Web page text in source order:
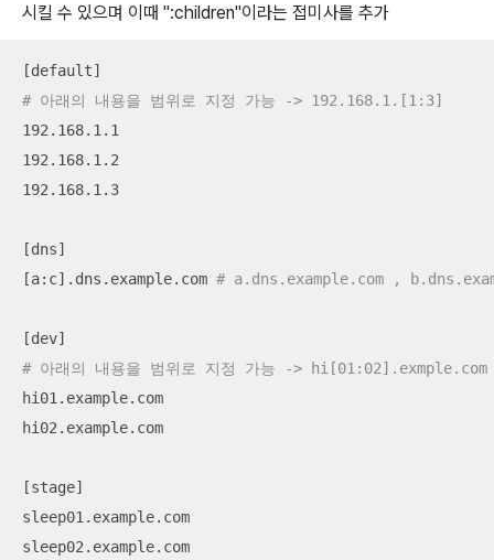
시킬 수 있으며 이때 ":children"이라는 접미사를 추가
# 아래의 내용을 범위로 지정 가능 -> 192.168.1.[1:3]
192.168.1.1
192.168.1.2
192.168.1.3
[dns]
[a:c].dns.example.com # a.dns.example.com ,
# 아래의 내용을 범위로 지정 가능 -> hi[01:02].exmple.com
hi01.example.com
hi02.example.com
[stage]
sleep01.example.com
sleep02.example.com